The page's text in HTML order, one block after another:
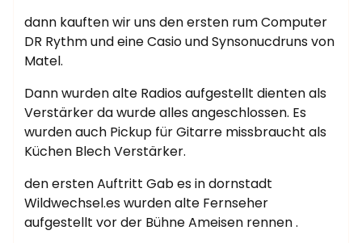
dann kauften wir uns den ersten rum Computer
DR Rythm und eine Casio und Synsonucdruns von
Matel.
Dann wurden alte Radios aufgestellt dienten als
Verstärker da wurde alles angeschlossen. Es
wurden auch Pickup für Gitarre missbraucht als
Küchen Blech Verstärker.
den ersten Auftritt Gab es in dornstadt
Wildwechsel.es wurden alte Fernseher
aufgestellt vor der Bühne Ameisen rennen .